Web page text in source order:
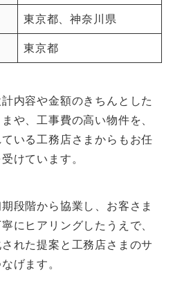
東京都、神奈川県
東京都
内容や金額のきちんとした
や、工事費の高い物件を、
いる工務店さまからもお任
けています。
段階から協業し、お客さま
にヒアリングしたうえで、
れた提案と工務店さまのサ
げます。